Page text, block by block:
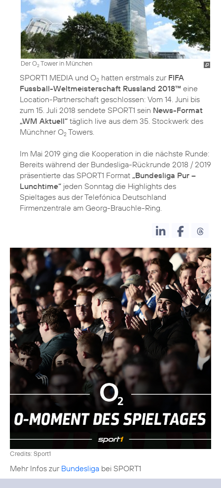
Der O2Tower in München
SPORT1 MEDIA und O2 hatten erstmals zur FIFA
Fussball-Weltmeisterschaft Russland 2018™ eine
Location-Partnerschaft geschlossen: Vom 14. Juni bis
zum 15. Juli 2018 sendete SPORT1 sein News-Format
„WM Aktuell“ täglich live aus dem 35. Stockwerk des
Münchner O2 Towers.
Im Mai 2019 ging die Kooperation in die nächste Runde:
Bereits während der Bundesliga-Rückrunde 2018 / 2019
präsentierte das SPORT1 Format „Bundesliga Pur –
Lunchtime“ jeden Sonntag die Highlights des
Spieltages aus der Telefónica Deutschland
Firmenzentrale am Georg-Brauchle-Ring.
Credits: Sport1
Mehr Infos zur Bundesliga bei SPORT1